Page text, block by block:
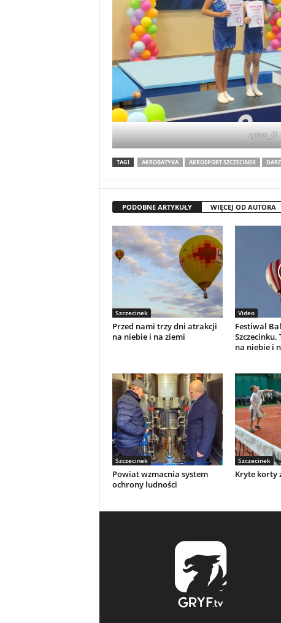
oplus_0
TAGI AKROBATYKA AKROSPORT SZCZECINEK
PODOBNE ARTYKUŁY WIĘCEJ OD AUTORA
Szczecinek
Przed nami trzy dni atrakcji
na niebie i na ziemi
Video
Festiwal
na niebie i
Szczecinek
Powiat wzmacnia system
ochrony ludności
Szczecinek
Kryte korty